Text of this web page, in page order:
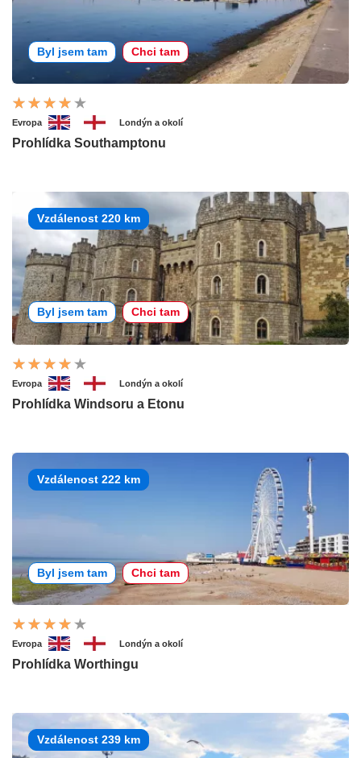
Byl jsem tam Chci tam
Evropa Londýn a okolí
Prohlídka Southamptonu
Vzdálenost 220 km
Byl jsem tam Chci tam
Evropa Londýn a okolí
Prohlídka Windsoru a Etonu
Vzdálenost 222 km
Byl jsem tam Chci tam
Evropa Londýn a okolí
Prohlídka Worthingu
Vzdálenost 239 km